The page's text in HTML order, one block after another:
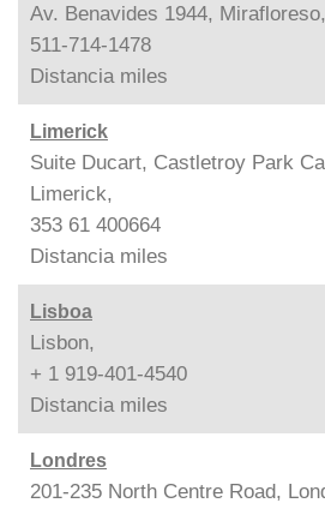
Av. Benavides 1944,
511-714-1478
Distancia miles
Limerick
Suite Ducart, Castletroy Park
Limerick,
353 61 400664
Distancia miles
Lisboa
Lisbon,
+ 1 919-401-4540
Distancia miles
Londres
201-235 North Centre Road,